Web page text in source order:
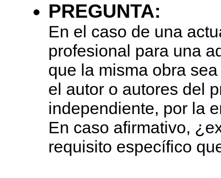
PREGUNTA:
En el caso de una
profesional para una
que la misma obra
el autor o autores del
independiente, por la
En caso afirmativo,
requisito específico